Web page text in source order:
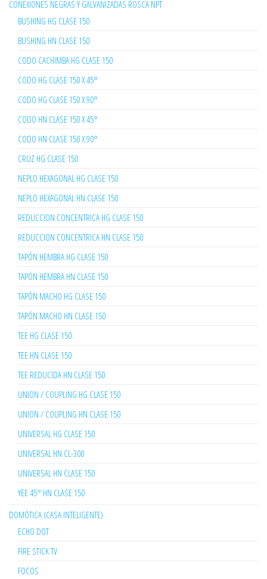
CONEXIONES NEGRAS Y GALVANIZADAS ROSCA NPT
BUSHING HG CLASE 150
BUSHING HN CLASE 150
CODO CACHIMBA HG CLASE 150
CODO HG CLASE 150 X 45°
CODO HG CLASE 150 X 90°
CODO HN CLASE 150 X 45°
CODO HN CLASE 150 X 90°
CRUZ HG CLASE 150
NEPLO HEXAGONAL HG CLASE 150
NEPLO HEXAGONAL HN CLASE 150
REDUCCION CONCENTRICA HG CLASE 150
REDUCCION CONCENTRICA HN CLASE 150
TAPÓN HEMBRA HG CLASE 150
TAPÓN HEMBRA HN CLASE 150
TAPÓN MACHO HG CLASE 150
TAPÓN MACHO HN CLASE 150
TEE HG CLASE 150
TEE HN CLASE 150
TEE REDUCIDA HN CLASE 150
UNION / COUPLING HG CLASE 150
UNION / COUPLING HN CLASE 150
UNIVERSAL HG CLASE 150
UNIVERSAL HN CL-300
UNIVERSAL HN CLASE 150
YEE 45° HN CLASE 150
DOMÓTICA (CASA INTELIGENTE)
ECHO DOT
FIRE STICK TV
FOCOS